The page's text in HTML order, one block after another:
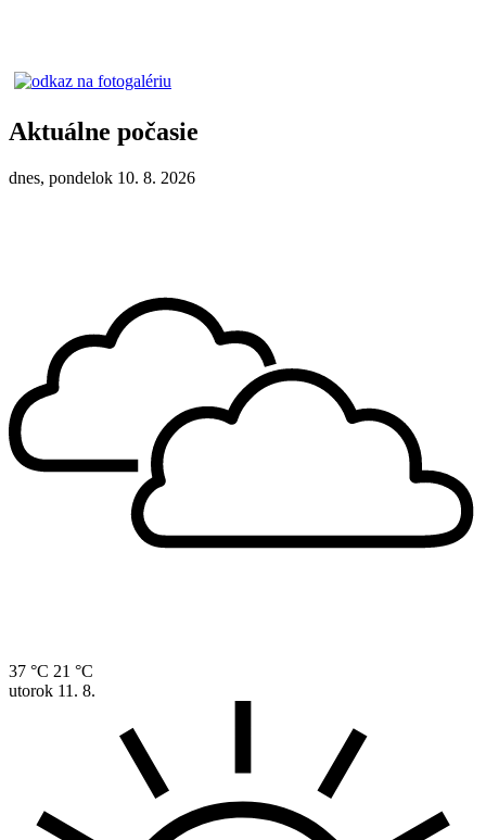
Aktuálne počasie
dnes, pondelok 10. 8. 2026
37 °C 21 °C
utorok 11. 8.